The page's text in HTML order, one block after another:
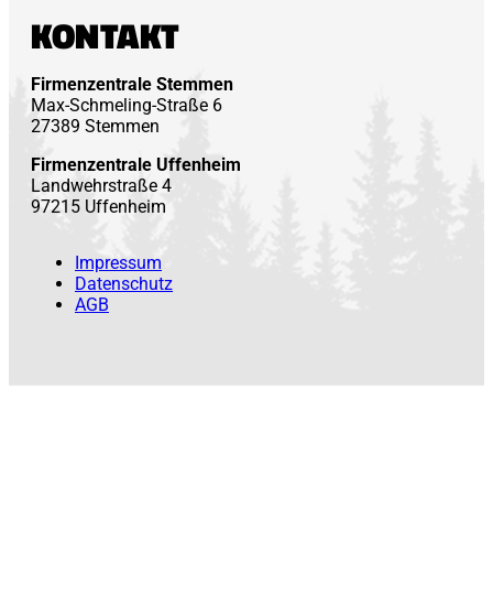
KONTAKT
Firmenzentrale Stemmen
Max-Schmeling-Straße 6
27389 Stemmen
Firmenzentrale Uffenheim
Landwehrstraße 4
97215 Uffenheim
Impressum
Datenschutz
AGB